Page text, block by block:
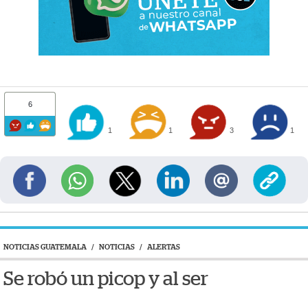
6
1 1 3 1
NOTICIAS GUATEMALA / NOTICIAS / ALERTAS
Se robó un picop y al ser